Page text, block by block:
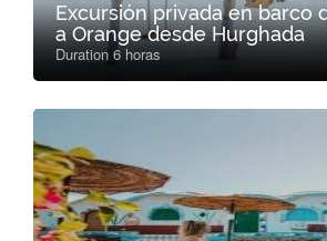
Excursión privada en barco
a Orange desde Hurghada
Duration 6 horas